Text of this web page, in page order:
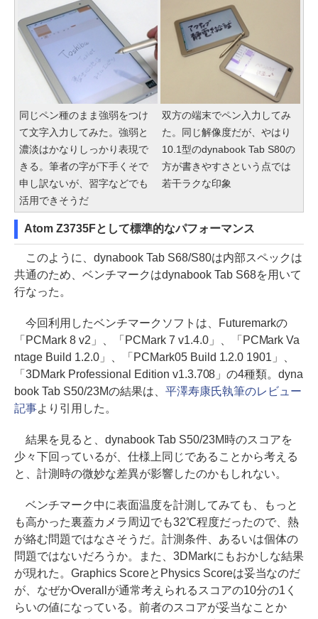
同じペン種のまま強弱をつけ
て文字入力してみた。強弱と
濃淡はかなりしっかり表現で
きる。筆者の字が下手くそで
申し訳ないが、習字などでも
活用できそうだ
双方の端末でペン入力してみ
た。同じ解像度だが、やはり
10.1型のdynabook Tab S80の
方が書きやすさという点では
若干ラクな印象
Atom Z3735Fとして標準的なパフォーマンス
このように、dynabook Tab S68/S80は内部スペックは
共通のため、ベンチマークはdynabook Tab S68を用いて
行なった。
今回利用したベンチマークソフトは、Futuremarkの
「PCMark 8 v2」、「PCMark 7 v1.4.0」、「PCMark Va
ntage Build 1.2.0」、「PCMark05 Build 1.2.0 1901」、
「3DMark Professional Edition v1.3.708」の4種類。dyna
book Tab S50/23Mの結果は、 平澤寿康氏執筆のレビュー
記事より引用した。
結果を見ると、dynabook Tab S50/23M時のスコアを
少々下回っているが、仕様上同じであることから考える
と、計測時の微妙な差異が影響したのかもしれない。
ベンチマーク中に表面温度を計測してみても、もっと
も高かった裏蓋カメラ周辺でも32℃程度だったので、熱
が絡む問題ではなさそうだ。計測条件、あるいは個体の
問題ではないだろうか。また、3DMarkにもおかしな結果
が現れた。Graphics ScoreとPhysics Scoreは妥当なのだ
が、なぜかOverallが通常考えられるスコアの10分の1く
らいの値になっている。前者のスコアが妥当なことか